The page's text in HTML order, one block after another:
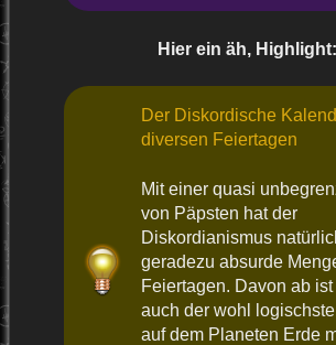
Hier ein äh, Highlight:
Der Diskordische
diversen Feiertagen
Mit einer quasi
von Päpsten hat der
Diskordianismus
geradezu absurde
Feiertagen. Davon ab
auch der wohl
auf dem Planeten Erde